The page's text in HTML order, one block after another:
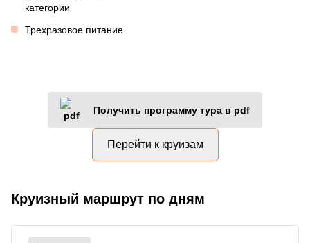
категории
Трехразовое питание
Получить программу тура в pdf
Перейти к круизам
Круизный маршрут по дням